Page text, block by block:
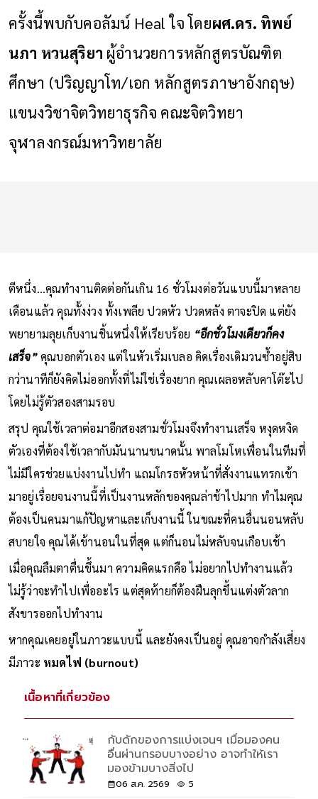
ครั้งนี้พบกับคอลัมน์ Heal ใจ โดยผศ.ดร. ทิพย์
นภา หวนสุริยา ผู้อำนวยการหลักสูตรบัณฑิต
ศึกษา (ปริญญาโท/เอก หลักสูตรภาษาอังกฤษ)
แขนงวิชาจิตวิทยาธุรกิจ คณะจิตวิทยา
จุฬาลงกรณ์มหาวิทยาลัย
ตีหนึ่ง…คุณทำงานติดต่อกันเกิน 16 ชั่วโมงต่อวันแบบนี้มาหลาย
เดือนแล้ว คุณทั้งง่วง ทั้งเพลีย ปวดหัว ปวดหลัง ตาจะปิด แต่ยัง
พยายามลุยเก็บงานชิ้นหนึ่งให้เรียบร้อย “อีกชั่วโมงเดียวก็คง
เสร็จ”คุณบอกตัวเอง แต่ในหัวเริ่มเบลอ คิดเรื่องเดิมวนซ้ำอยู่สิบ
กว่านาทีก็ยังคิดไม่ออกทั้งที่ไม่ใช่เรื่องยาก คุณเผลอหลับคาโต๊ะไป
โดยไม่รู้ตัวสองสามรอบ
สรุป คุณใช้เวลาต่อมาอีกสองสามชั่วโมงจึงทำงานเสร็จ หงุดหงิด
ตัวเองที่ต้องใช้เวลากับมันนานขนาดนั้น พาลโมโหเพื่อนในทีมที่
ไม่มีใครช่วยแบ่งงานไปทำ แถมโกรธหัวหน้าที่สั่งงานแทรกเข้า
มาอยู่เรื่อยจนงานนี้ที่เป็นงานหลักของคุณล่าช้าไปมาก ทำไมคุณ
ต้องเป็นคนมาแก้ปัญหาและเก็บงานนี้ ในขณะที่คนอื่นนอนหลับ
สบายใจ คุณได้เข้านอนในที่สุด แต่ก็นอนไม่หลับจนเกือบเช้า
เมื่อคุณลืมตาตื่นขึ้นมา ความคิดแรกคือ ไม่อยากไปทำงานแล้ว
ไม่รู้ว่าจะทำไปเพื่ออะไร แต่สุดท้ายก็ต้องฝืนลุกขึ้นแต่งตัวลาก
สังขารออกไปทำงาน
หากคุณเคยอยู่ในภาวะแบบนี้ และยังคงเป็นอยู่ คุณอาจกำลังเสี่ยง
มีภาวะ หมดไฟ (burnout)
เนื้อหาที่เกี่ยวข้อง
กับดักของการแบ่งเจนฯ เมื่อมองคน
อื่นผ่านกรอบบางอย่าง อาจทำให้เรา
มองข้ามบางสิ่งไป
06 ส.ค. 2569 5